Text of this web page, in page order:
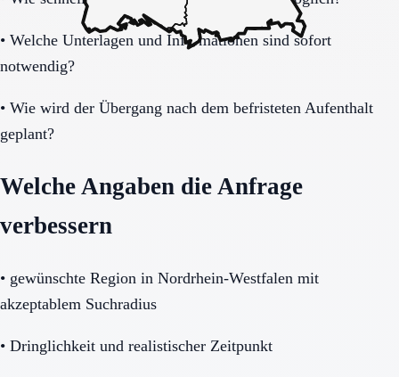
• Welche Unterlagen und Informationen sind sofort
notwendig?
• Wie wird der Übergang nach dem befristeten Aufenthalt
geplant?
Welche Angaben die Anfrage
verbessern
• gewünschte Region in Nordrhein-Westfalen mit
akzeptablem Suchradius
• Dringlichkeit und realistischer Zeitpunkt